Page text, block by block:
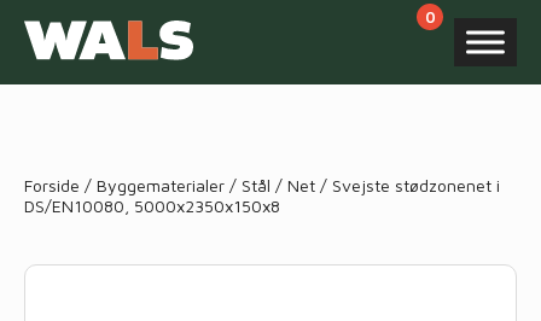
Forside / Byggematerialer / Stål / Net / Svejste stødzonenet i
DS/EN10080, 5000x2350x150x8